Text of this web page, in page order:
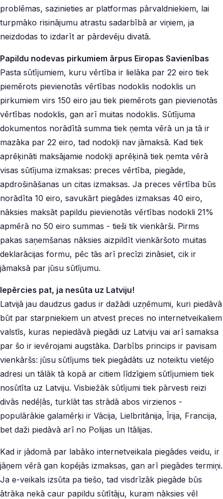
problēmas, sazinieties ar platformas pārvaldniekiem, lai
turpmāko risinājumu atrastu sadarbībā ar viņiem, ja
neizdodas to izdarīt ar pārdevēju divatā.
Papildu nodevas pirkumiem ārpus Eiropas Savienības
Pasta sūtījumiem, kuru vērtība ir lielāka par 22 eiro tiek
piemērots pievienotās vērtības nodoklis nodoklis un
pirkumiem virs 150 eiro jau tiek piemērots gan pievienotās
vērtības nodoklis, gan arī muitas nodoklis. Sūtījuma
dokumentos norādītā summa tiek ņemta vērā un ja tā ir
mazāka par 22 eiro, tad nodokļi nav jāmaksā. Kad tiek
aprēķināti maksājamie nodokļi aprēķinā tiek ņemta vērā
visas sūtījuma izmaksas: preces vērtība, piegāde,
apdrošināšanas un citas izmaksas. Ja preces vērtība būs
norādīta 10 eiro, savukārt piegādes izmaksas 40 eiro,
nāksies maksāt papildu pievienotās vērtības nodokli 21%
apmērā no 50 eiro summas - tieši tik vienkārši. Pirms
pakas saņemšanas nāksies aizpildīt vienkāršoto muitas
deklarācijas formu, pēc tās arī precīzi zināsiet, cik ir
jāmaksā par jūsu sūtījumu.
Iepērcies pat, ja nesūta uz Latviju!
Latvijā jau daudzus gadus ir dažādi uzņēmumi, kuri piedāvā
būt par starpniekiem un atvest preces no internetveikaliem
valstīs, kuras nepiedāvā piegādi uz Latviju vai arī samaksa
par šo ir ievērojami augstāka. Darbībs princips ir pavisam
vienkāršs: jūsu sūtījums tiek piegādāts uz noteiktu vietējo
adresi un tālāk tā kopā ar citiem līdzīgiem sūtījumiem tiek
nosūtīta uz Latviju. Visbiežāk sūtījumi tiek pārvesti reizi
divās nedēļās, turklāt tas strādā abos virzienos -
populārākie galamērķi ir Vācija, Lielbritānija, Īrija, Francija,
bet daži piedāvā arī no Polijas un Itālijas.
Kad ir jādomā par labāko internetveikala piegādes veidu, ir
jāņem vērā gan kopējās izmaksas, gan arī piegādes termiņi.
Ja e-veikals izsūta pa tiešo, tad visdrīzāk piegāde būs
ātrāka nekā caur papildu sūtītāju, kuram nāksies vēl